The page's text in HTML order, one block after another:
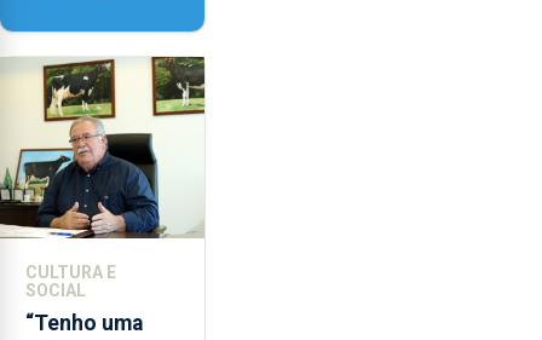
Paisagem’
CULTURA E
SOCIAL
“Tenho uma